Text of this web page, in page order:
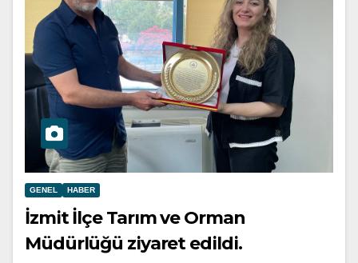
GENEL HABER
İzmit İlçe Tarım ve Orman
Müdürlüğü ziyaret edildi.